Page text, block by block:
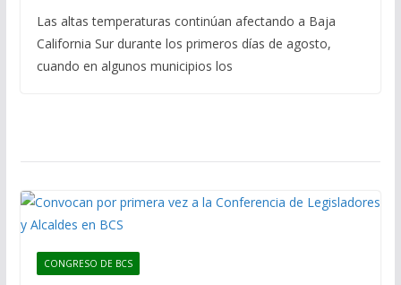
Las altas temperaturas continúan afectando a Baja
California Sur durante los primeros días de agosto,
cuando en algunos municipios los
CONGRESO DE BCS